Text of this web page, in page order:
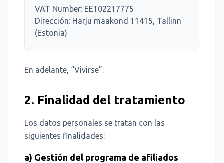
VAT Number: EE102217775
Dirección: Harju maakond 11415, Tallinn
(Estonia)
En adelante, “Vivirse”.
2. Finalidad del tratamiento
Los datos personales se tratan con las
siguientes finalidades:
a) Gestión del programa de afiliados